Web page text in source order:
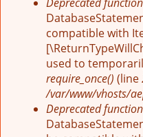
compatible with
used to
require_once() (line
/var/www/vhosts/
Deprecated function